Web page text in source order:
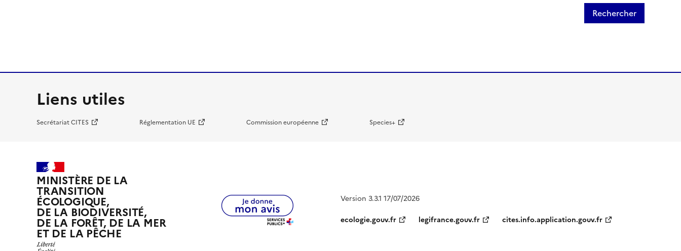
Rechercher
Liens utiles
Secrétariat CITES Réglementation UE Commission européenne Species+
MINISTÈRE DE LA
TRANSITION
ÉCOLOGIQUE,
DE LA BIODIVERSITÉ,
DE LA FORÊT, DE LA MER
ET DE LA PÊCHE
Version 3.3.1 17/07/2026
ecologie.gouv.fr
legifrance.gouv.fr cites.info.application.gouv.fr